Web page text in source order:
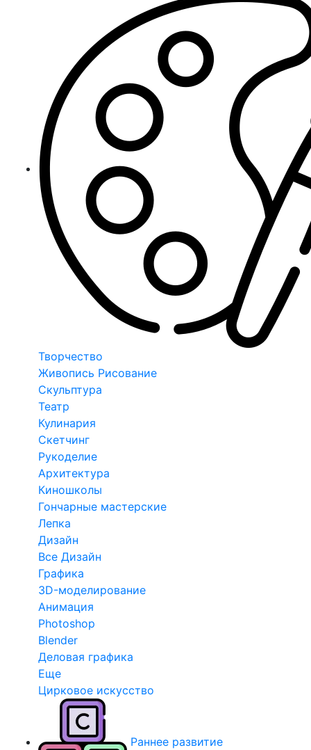
Творчество
Живопись Рисование
Скульптура
Театр
Кулинария
Скетчинг
Рукоделие
Архитектура
Киношколы
Гончарные мастерские
Лепка
Дизайн
Все Дизайн
Графика
3D-моделирование
Анимация
Photoshop
Blender
Деловая графика
Еще
Цирковое искусство
Раннее развитие